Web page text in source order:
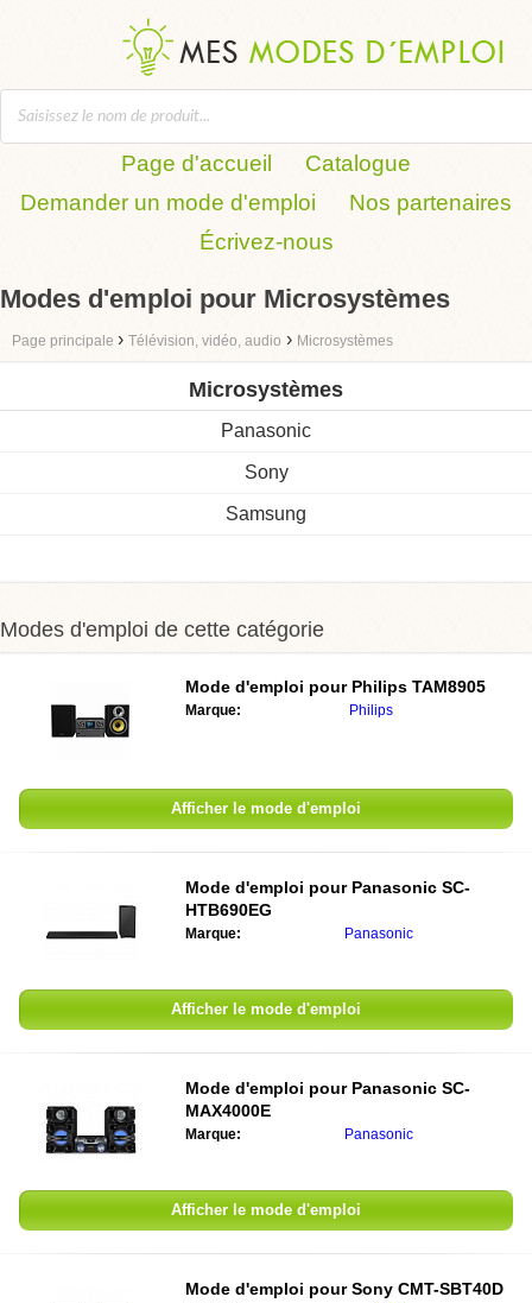
Page d'accueil
Catalogue
Demander un mode d'emploi
Nos partenaires
Écrivez-nous
Modes d'emploi pour Microsystèmes
Page principale › Télévision, vidéo, audio › Microsystèmes
Microsystèmes
Panasonic
Sony
Samsung
Modes d'emploi de cette catégorie
Mode d'emploi pour Philips TAM8905
Marque: Philips
Afficher le mode d'emploi
Mode d'emploi pour Panasonic SC-
HTB690EG
Marque: Panasonic
Afficher le mode d'emploi
Mode d'emploi pour Panasonic SC-
MAX4000E
Marque: Panasonic
Afficher le mode d'emploi
Mode d'emploi pourSony CMT-SBT40D